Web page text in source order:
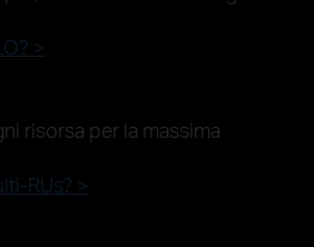
>
risorsa per la massima
RUs? >